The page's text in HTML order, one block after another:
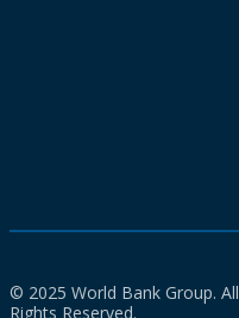
© 2025 World Bank Group. All
Rights Reserved.